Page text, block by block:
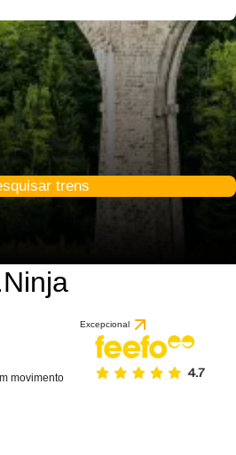
trens
movimento
Excepcional